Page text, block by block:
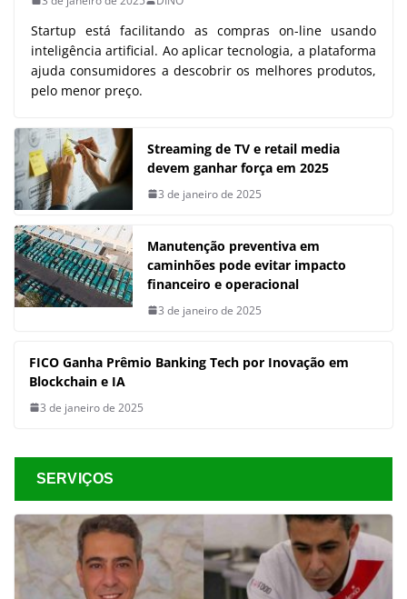
Startup está facilitando as compras on-line usando
inteligência artificial. Ao aplicar tecnologia, a plataforma
ajuda consumidores a descobrir os melhores produtos,
pelo menor preço.
Streaming de TV e retail media
devem ganhar força em 2025
3 de janeiro de 2025
Manutenção preventiva em
caminhões pode evitar impacto
financeiro e operacional
3 de janeiro de 2025
FICO Ganha Prêmio Banking Tech por Inovação em
Blockchain e IA
3 de janeiro de 2025
SERVIÇOS